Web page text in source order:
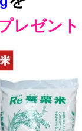
レゼント